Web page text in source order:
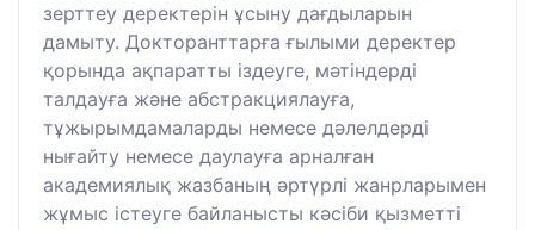
зерттеу деректерін ұсыну дағдыларын
дамыту. Докторанттарға ғылыми деректер
қорында ақпаратты іздеуге, мәтіндерді
талдауға және абстракциялауға,
тұжырымдамаларды немесе дәлелдерді
нығайту немесе даулауға арналған
академиялық жазбаның әртүрлі жанрларымен
жұмыс істеуге байланысты кәсіби қызметті